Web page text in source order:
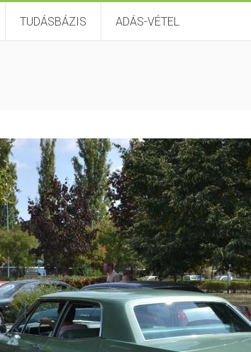
TUDÁSBÁZIS ADÁS-VÉTEL